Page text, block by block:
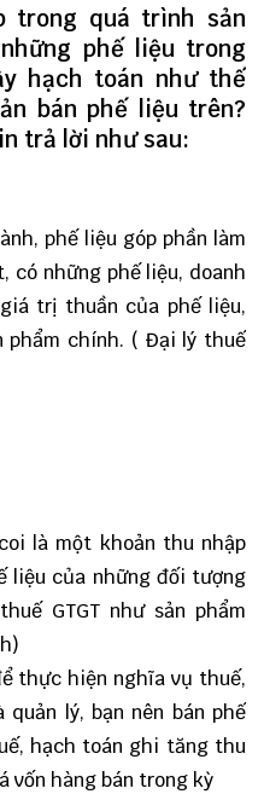
trong quá trình sản
phế liệu trong
hạch toán như thế
bán phế liệu trên?
trả lời như sau:
phế liệu góp phần làm
có những phế liệu, doanh
trị thuần của phế liệu,
phẩm chính. ( Đại lý thuế
là một khoản thu nhập
liệu của những đối tượng
GTGT như sản phẩm
thực hiện nghĩa vụ thuế,
lý, bạn nên bán phế
hạch toán ghi tăng thu
vốn hàng bán trong kỳ